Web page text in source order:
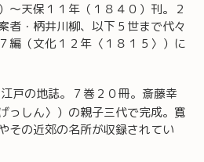
～天保１１年（１８４０）刊。２
者・柄井川柳、以下５世まで代々
編（文化１２年〈１８１５〉）に
江戸の地誌。７巻２０冊。斎藤幸
っしん〉）の親子三代で完成。寛
その近郊の名所が収録されてい